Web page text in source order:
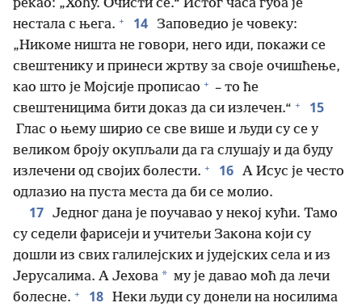
рекао: „Хоћу. Очисти се.“ Истог часа губа је
нестала с њега. + 14 Заповедио је човеку:
„Никоме ништа не говори, него иди, покажи се
свештенику и принеси жртву за своје очишћење,
као што је Мојсије прописао + – то ће
свештеницима бити доказ да си излечен.“ + 15
Глас о њему ширио се све више и људи су се у
великом броју окупљали да га слушају и да буду
излечени од својих болести. + 16 А Исус је често
одлазио на пуста места да би се молио.
17 Једног дана је поучавао у некој кући. Тамо
су седели фарисеји и учитељи Закона који су
дошли из свих галилејских и јудејских села и из
Јерусалима. А Јехова * му је давао моћ да лечи
болесне. + 18 Неки људи су донели на носилима